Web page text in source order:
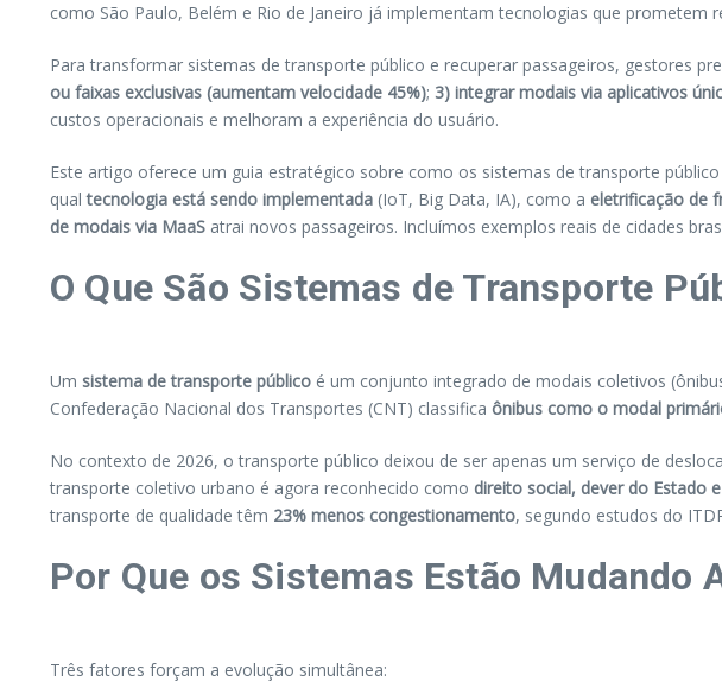
como São Paulo, Belém e Rio de Janeiro já implementam tecnologias que prometem
Para transformar sistemas de transporte público e recuperar passageiros, gestores
ou faixas exclusivas (aumentam velocidade 45%); 3) integrar modais via aplicativos
custos operacionais e melhoram a experiência do usuário.
Este artigo oferece um guia estratégico sobre como os sistemas de transporte
qualtecnologia está sendo implementada (IoT, Big Data, IA), como a eletrificação de
de modais via MaaS atrai novos passageiros. Incluímos exemplos reais de cidades
O Que São Sistemas de Transporte
Um sistema de transporte público é um conjunto integrado de modais coletivos
Confederação Nacional dos Transportes (CNT) classifica ônibus como o modal
No contexto de 2026, o transporte público deixou de ser apenas um serviço de
transporte coletivo urbano é agora reconhecido como direito social, dever do Estado
transporte de qualidade têm 23% menos congestionamento, segundo estudos do
Por Que os Sistemas Estão Mudando
Três fatores forçam a evolução simultânea: